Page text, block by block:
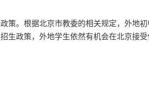
策。根据北京市教委的相关规定，外地
政策，外地学生依然有机会在北京接受